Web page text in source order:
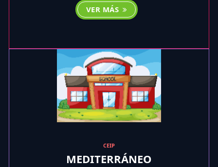
VER MÁS
CEIP
MEDITERRÁNEO